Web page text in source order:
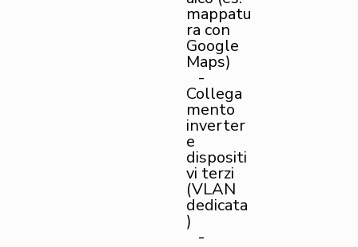
mappatu
ra con
Google
Maps)
-
Collega
mento
inverter
e
dispositi
vi terzi
(VLAN
dedicata
)
-